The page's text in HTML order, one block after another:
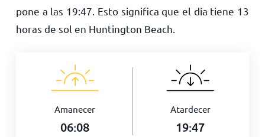
pone a las 19:47 . Esto significa que el día tiene 13
horas de sol en Huntington Beach.
Amanecer
06:08
Atardecer
19:47